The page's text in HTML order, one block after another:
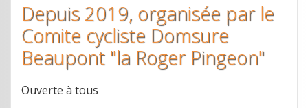
Depuis 2019, organisée par le
Comite cycliste Domsure
Beaupont "la Roger Pingeon"
Ouverte à tous